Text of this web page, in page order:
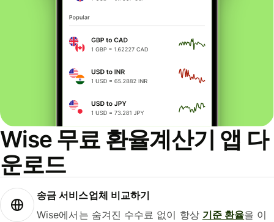
Wise 무료 환율계산기 앱 다
운로드
송금 서비스업체 비교하기
Wise에서는 숨겨진 수수료 없이 항상 기준 환율을 이